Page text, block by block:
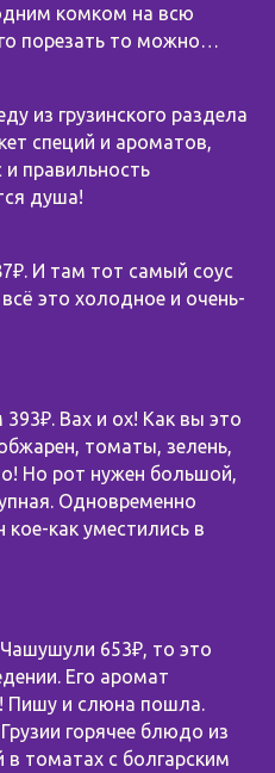
комком на всю
порезать то можно…
из грузинского раздела
специй и ароматов,
правильность
душа!
И там тот самый соус
это холодное и очень-
Вах и ох! Как вы это
томаты, зелень,
Но рот нужен большой,
Одновременно
как уместились в
653₽, то это
Его аромат
Пишу и слюна пошла.
горячее блюдо из
томатах с болгарским